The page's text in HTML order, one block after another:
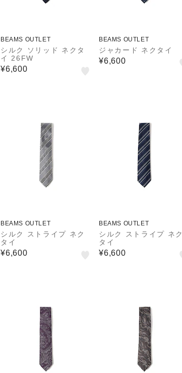
BEAMS OUTLET
シルク ソリッド ネクタ
イ 26FW
¥6,600
BEAMS OUTLET
ジャカード ネクタイ
¥6,600
BEAMS OUTLET
シルク ストライプ ネク
タイ
¥6,600
BEAMS OUTLET
シルク ストライプ ネク
タイ
¥6,600